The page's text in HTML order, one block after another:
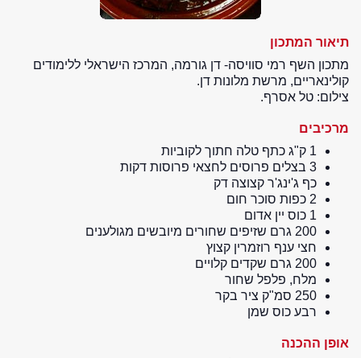
תיאור המתכון
מתכון השף רמי סוויסה- דן גורמה, המרכז הישראלי ללימודים
קולינאריים, מרשת מלונות דן.
צילום: טל אסרף.
מרכיבים
1 ק"ג כתף טלה חתוך לקוביות
3 בצלים פרוסים לחצאי פרוסות דקות
כף ג'ינג'ר קצוצה דק
2 כפות סוכר חום
1 כוס יין אדום
200 גרם שזיפים שחורים מיובשים מגולענים
חצי ענף רוזמרין קצוץ
200 גרם שקדים קלויים
מלח, פלפל שחור
250 סמ"ק ציר בקר
רבע כוס שמן
אופן ההכנה